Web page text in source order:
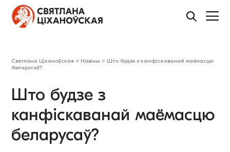
Святлана Ціханоўская > Навіны > Што будзе з канфіскаванай маёмасцю
беларусаў?
Што будзе з
канфіскаванай маёмасцю
беларусаў?